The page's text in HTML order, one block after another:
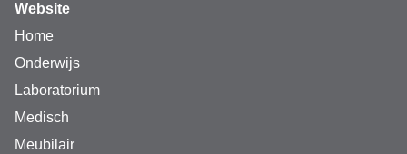
Website
Home
Onderwijs
Laboratorium
Medisch
Meubilair